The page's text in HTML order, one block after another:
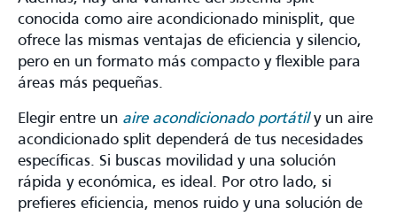
conocida como aire acondicionado minisplit, que
ofrece las mismas ventajas de eficiencia y silencio,
pero en un formato más compacto y flexible para
áreas más pequeñas.
Elegir entre un aire acondicionado portátily un aire
acondicionado split dependerá de tus necesidades
específicas. Si buscas movilidad y una solución
rápida y económica, es ideal. Por otro lado, si
prefieres eficiencia, menos ruido y una solución de